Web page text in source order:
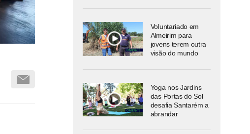
Voluntariado em
Almeirim para
jovens terem outra
visão do mundo
Yoga nos Jardins
das Portas do Sol
desafia Santarém a
abrandar